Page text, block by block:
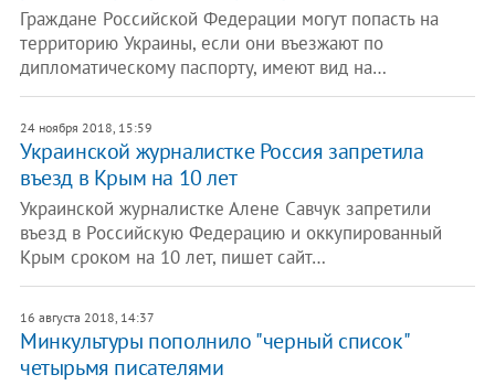
Граждане Российской Федерации могут попасть на
территорию Украины, если они въезжают по
дипломатическому паспорту, имеют вид на…
24 ноября 2018, 15:59
Украинской журналистке Россия запретила
въезд в Крым на 10 лет
Украинской журналистке Алене Савчук запретили
въезд в Российскую Федерацию и оккупированный
Крым сроком на 10 лет, пишет сайт…
16 августа 2018, 14:37
Минкультуры пополнило "черный список"
четырьмя писателями